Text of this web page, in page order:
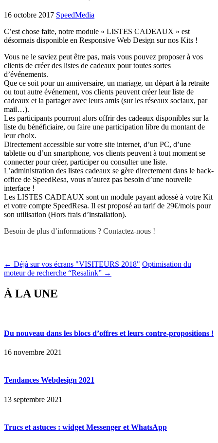
16 octobre 2017 SpeedMedia
C’est chose faite, notre module « LISTES CADEAUX » est
désormais disponible en Responsive Web Design sur nos Kits !
Vous ne le saviez peut être pas, mais vous pouvez proposer à vos
clients de créer des listes de cadeaux pour toutes sortes
d’événements.
Que ce soit pour un anniversaire, un mariage, un départ à la retraite
ou tout autre événement, vos clients peuvent créer leur liste de
cadeaux et la partager avec leurs amis (sur les réseaux sociaux, par
mail…).
Les participants pourront alors offrir des cadeaux disponibles sur la
liste du bénéficiaire, ou faire une participation libre du montant de
leur choix.
Directement accessible sur votre site internet, d’un PC, d’une
tablette ou d’un smartphone, vos clients peuvent à tout moment se
connecter pour créer, participer ou consulter une liste.
L’administration des listes cadeaux se gère directement dans le back-
office de SpeedResa, vous n’aurez pas besoin d’une nouvelle
interface !
Les LISTES CADEAUX sont un module payant adossé à votre Kit
et votre compte SpeedResa. Il est proposé au tarif de 29€/mois pour
son utilisation (Hors frais d’installation).
Besoin de plus d’informations ? Contactez-nous !
← Déjà sur vos écrans "VISITEURS 2018" Optimisation du
moteur de recherche “Resalink” →
À LA UNE
Du nouveau dans les blocs d’offres et leurs contre-propositions !
16 novembre 2021
Tendances Webdesign 2021
13 septembre 2021
Trucs et astuces : widget Messenger et WhatsApp